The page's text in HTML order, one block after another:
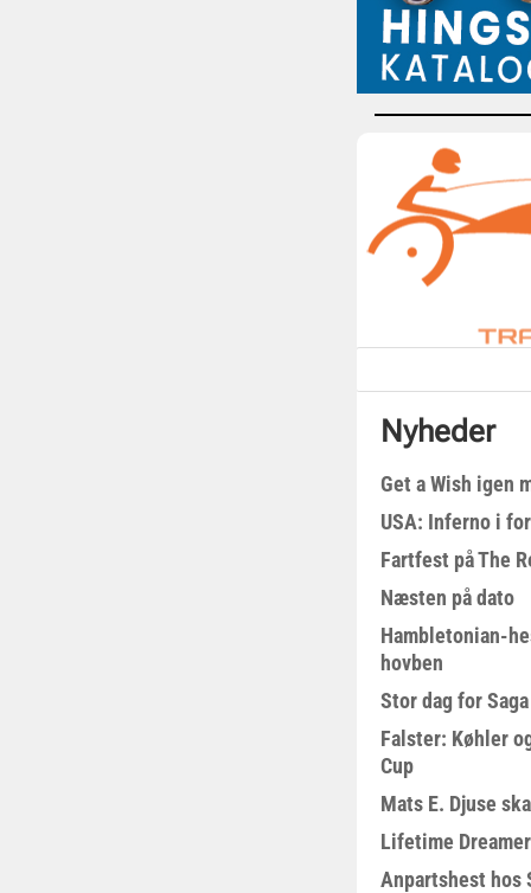
Nyheder
Get a Wish igen
USA: Inferno i
Fartfest på The
Næsten på dato
Hambletonian-
hovben
Stor dag for
Falster: Køhler
Cup
Mats E. Djuse
Lifetime
Anpartshest hos